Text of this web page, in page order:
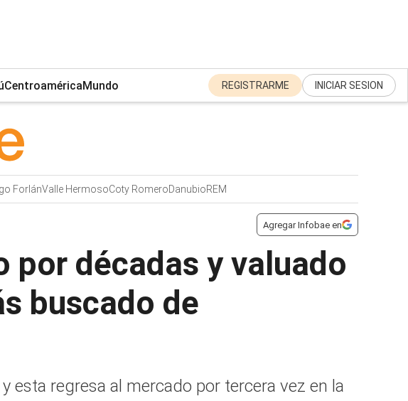
CentroaméricaMundo REGISTRARME INICIAR SESION
ForlánValle HermosoCoty RomeroDanubioREM
Agregar Infobae en
por décadas y valuado
buscado de
esta regresa al mercado por tercera vez en la